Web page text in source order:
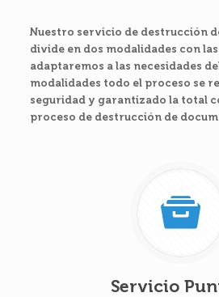
Nuestro servicio de destrucción
divide en dos modalidades con las
adaptaremos a las necesidades
modalidades todo el proceso se
seguridad y garantizado la total
proceso de destrucción de
Servicio